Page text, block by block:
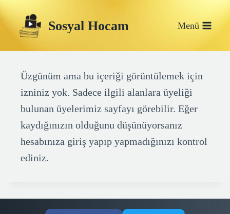
Skip
to
content
Sosyal Hocam Menü
Üzgünüm ama bu içeriği görüntülemek için
izniniz yok. Sadece ilgili alanlara üyeliği
bulunan üyelerimiz sayfayı görebilir. Eğer
kaydığınızın olduğunu düşünüyorsanız
hesabınıza giriş yapıp yapmadığınızı kontrol
ediniz.